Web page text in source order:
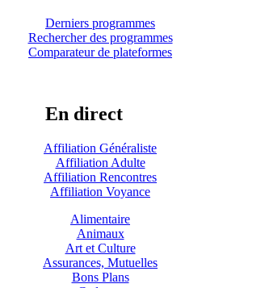
Derniers programmes
Rechercher des programmes
Comparateur de plateformes
En direct
Affiliation Généraliste
Affiliation Adulte
Affiliation Rencontres
Affiliation Voyance
Alimentaire
Animaux
Art et Culture
Assurances, Mutuelles
Bons Plans